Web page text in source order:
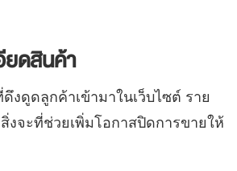
ยดสินค้า
งดูดลูกค้าเข้ามาในเว็บไซต์ ราย
งจะที่ช่วยเพิ่มโอกาสปิดการขายให้